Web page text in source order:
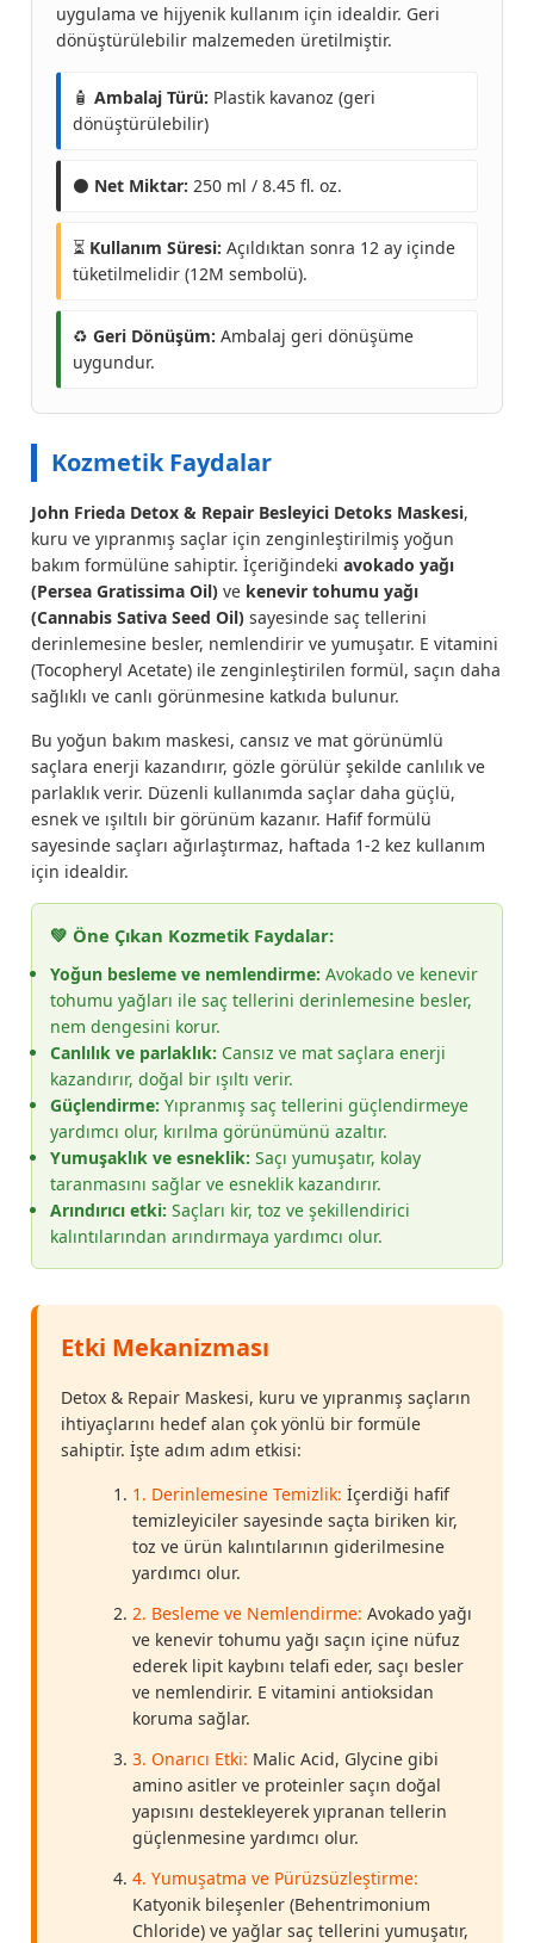
uygulama ve hijyenik kullanım için idealdir. Geri
dönüştürülebilir malzemeden üretilmiştir.
🧴 Ambalaj Türü: Plastik kavanoz (geri
dönüştürülebilir)
⚫ Net Miktar: 250 ml / 8.45 fl. oz.
⏳ Kullanım Süresi: Açıldıktan sonra 12 ay içinde
tüketilmelidir (12M sembolü).
♻️ Geri Dönüşüm: Ambalaj geri dönüşüme
uygundur.
Kozmetik Faydalar
John Frieda Detox & Repair Besleyici Detoks Maskesi,
kuru ve yıpranmış saçlar için zenginleştirilmiş yoğun
bakım formülüne sahiptir. İçeriğindeki avokado yağı
(Persea Gratissima Oil) ve kenevir tohumu yağı
(Cannabis Sativa Seed Oil) sayesinde saç tellerini
derinlemesine besler, nemlendirir ve yumuşatır. E vitamini
(Tocopheryl Acetate) ile zenginleştirilen formül, saçın daha
sağlıklı ve canlı görünmesine katkıda bulunur.
Bu yoğun bakım maskesi, cansız ve mat görünümlü
saçlara enerji kazandırır, gözle görülür şekilde canlılık ve
parlaklık verir. Düzenli kullanımda saçlar daha güçlü,
esnek ve ışıltılı bir görünüm kazanır. Hafif formülü
sayesinde saçları ağırlaştırmaz, haftada 1-2 kez kullanım
için idealdir.
💚 Öne Çıkan Kozmetik Faydalar:
Yoğun besleme ve nemlendirme: Avokado ve kenevir
tohumu yağları ile saç tellerini derinlemesine besler,
nem dengesini korur.
Canlılık ve parlaklık: Cansız ve mat saçlara enerji
kazandırır, doğal bir ışıltı verir.
Güçlendirme: Yıpranmış saç tellerini güçlendirmeye
yardımcı olur, kırılma görünümünü azaltır.
Yumuşaklık ve esneklik: Saçı yumuşatır, kolay
taranmasını sağlar ve esneklik kazandırır.
Arındırıcı etki: Saçları kir, toz ve şekillendirici
kalıntılarından arındırmaya yardımcı olur.
Etki Mekanizması
Detox & Repair Maskesi, kuru ve yıpranmış saçların
ihtiyaçlarını hedef alan çok yönlü bir formüle
sahiptir. İşte adım adım etkisi:
1. Derinlemesine Temizlik: İçerdiği hafif
temizleyiciler sayesinde saçta biriken kir,
toz ve ürün kalıntılarının giderilmesine
yardımcı olur.
2. Besleme ve Nemlendirme: Avokado yağı
ve kenevir tohumu yağı saçın içine nüfuz
ederek lipit kaybını telafi eder, saçı besler
ve nemlendirir. E vitamini antioksidan
koruma sağlar.
3. Onarıcı Etki: Malic Acid, Glycine gibi
amino asitler ve proteinler saçın doğal
yapısını destekleyerek yıpranan tellerin
güçlenmesine yardımcı olur.
4. Yumuşatma ve Pürüzsüzleştirme:
Katyonik bileşenler (Behentrimonium
Chloride) ve yağlar saç tellerini yumuşatır,